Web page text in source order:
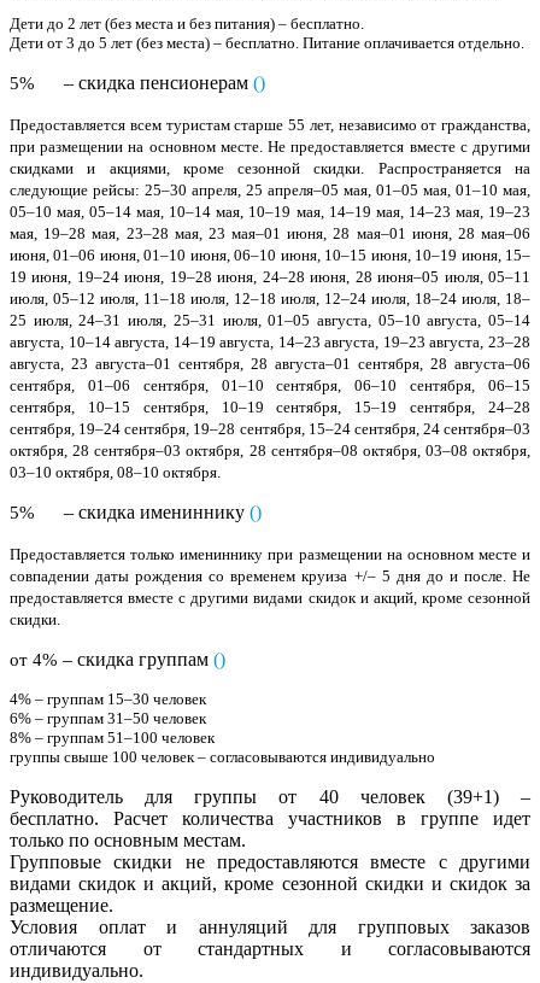
Дети до 2 лет (без места и без питания) – бесплатно.
Дети от 3 до 5 лет (без места) – бесплатно. Питание оплачивается отдельно.
5% – скидка пенсионерам ()
Предоставляется всем туристам старше 55 лет, независимо от гражданства,
при размещении на основном месте. Не предоставляется вместе с другими
скидками и акциями, кроме сезонной скидки. Распространяется на
следующие рейсы: 25–30 апреля, 25 апреля–05 мая, 01–05 мая, 01–10 мая,
05–10 мая, 05–14 мая, 10–14 мая, 10–19 мая, 14–19 мая, 14–23 мая, 19–23
мая, 19–28 мая, 23–28 мая, 23 мая–01 июня, 28 мая–01 июня, 28 мая–06
июня, 01–06 июня, 01–10 июня, 06–10 июня, 10–15 июня, 10–19 июня, 15–
19 июня, 19–24 июня, 19–28 июня, 24–28 июня, 28 июня–05 июля, 05–11
июля, 05–12 июля, 11–18 июля, 12–18 июля, 12–24 июля, 18–24 июля, 18–
25 июля, 24–31 июля, 25–31 июля, 01–05 августа, 05–10 августа, 05–14
августа, 10–14 августа, 14–19 августа, 14–23 августа, 19–23 августа, 23–28
августа, 23 августа–01 сентября, 28 августа–01 сентября, 28 августа–06
сентября, 01–06 сентября, 01–10 сентября, 06–10 сентября, 06–15
сентября, 10–15 сентября, 10–19 сентября, 15–19 сентября, 24–28
сентября, 19–24 сентября, 19–28 сентября, 15–24 сентября, 24 сентября–03
октября, 28 сентября–03 октября, 28 сентября–08 октября, 03–08 октября,
03–10 октября, 08–10 октября.
5% – скидка имениннику ()
Предоставляется только имениннику при размещении на основном месте и
совпадении даты рождения со временем круиза +/– 5 дня до и после. Не
предоставляется вместе с другими видами скидок и акций, кроме сезонной
скидки.
от 4% – скидка группам ()
4% – группам 15–30 человек
6% – группам 31–50 человек
8% – группам 51–100 человек
группы свыше 100 человек – согласовываются индивидуально
Руководитель для группы от 40 человек (39+1)–
бесплатно. Расчет количества участников в группе идет
только по основным местам.
Групповые скидки не предоставляются вместе с другими
видами скидок и акций, кроме сезонной скидки и скидок за
размещение.
Условия оплат и аннуляций для групповых заказов
отличаются от стандартных и согласовываются
индивидуально.